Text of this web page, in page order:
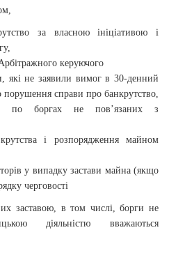
за власною ініціативою і
керуючого
які не заявили вимог в 30-денний
порушення справи про банкрутство,
по боргах не пов’язаних з
і розпорядження майном
у випадку застави майна (якщо
черговості
заставою, в том числі, борги не
діяльністю вважаються